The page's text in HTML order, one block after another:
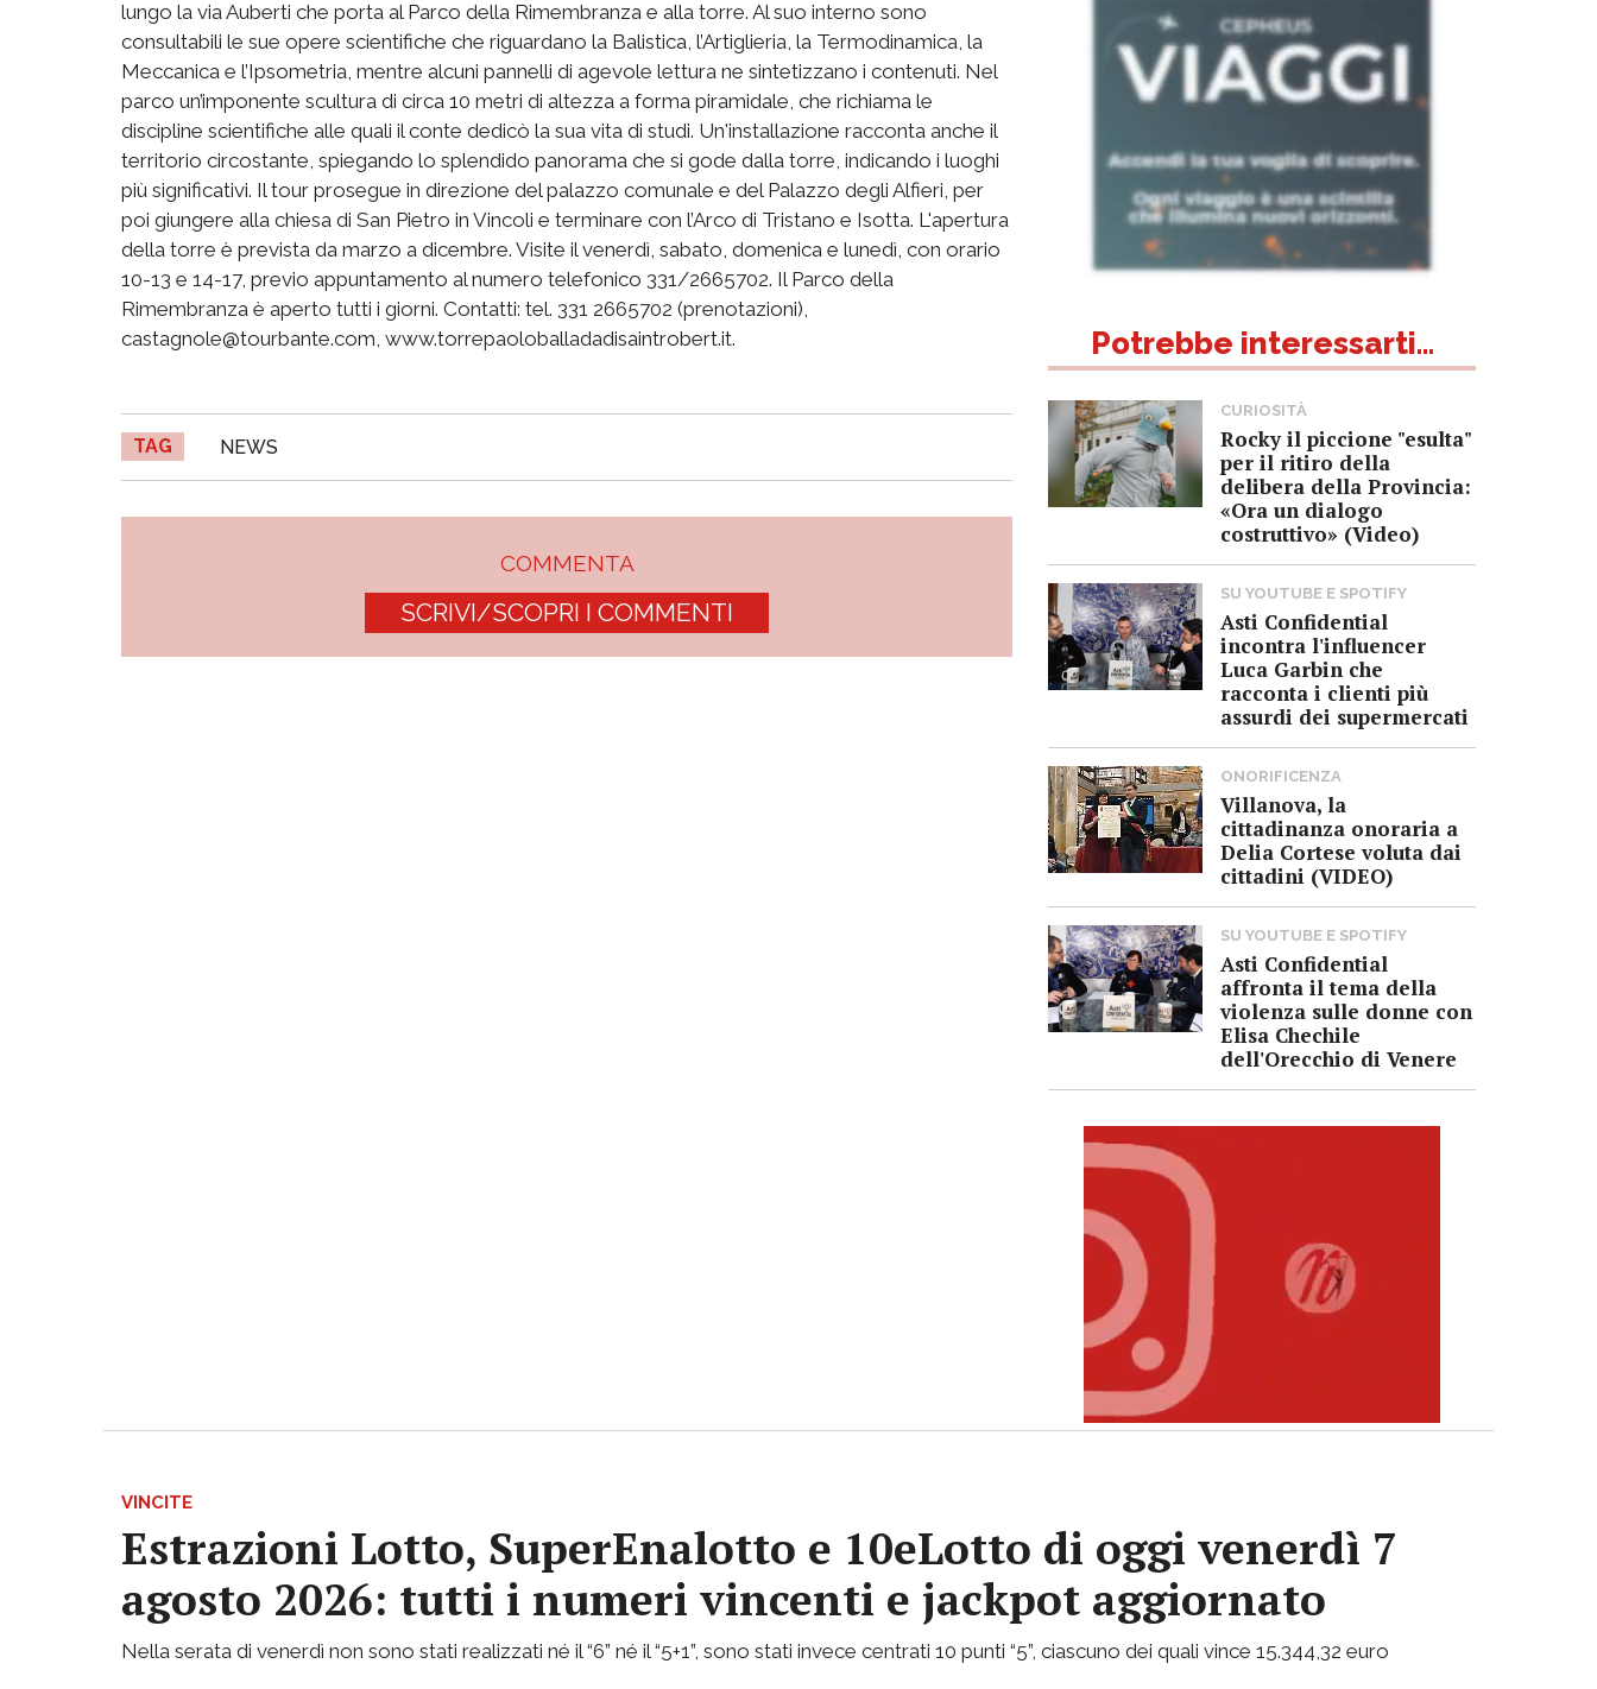
lungo la via Auberti che porta al Parco della Rimembranza e alla torre. Al suo interno sono
consultabili le sue opere scientifiche che riguardano la Balistica, l’Artiglieria, la Termodinamica, la
Meccanica e l’Ipsometria, mentre alcuni pannelli di agevole lettura ne sintetizzano i contenuti. Nel
parco un’imponente scultura di circa 10 metri di altezza a forma piramidale, che richiama le
discipline scientifiche alle quali il conte dedicò la sua vita di studi. Un'installazione racconta anche il
territorio circostante, spiegando lo splendido panorama che si gode dalla torre, indicando i luoghi
più significativi. Il tour prosegue in direzione del palazzo comunale e del Palazzo degli Alfieri, per
poi giungere alla chiesa di San Pietro in Vincoli e terminare con l’Arco di Tristano e Isotta. L'apertura
della torre è prevista da marzo a dicembre. Visite il venerdì, sabato, domenica e lunedì, con orario
10-13 e 14-17, previo appuntamento al numero telefonico 331/2665702. Il Parco della
Rimembranza è aperto tutti i giorni. Contatti: tel. 331 2665702 (prenotazioni),
castagnole@tourbante.com, www.torrepaoloballadadisaintrobert.it.
TAG NEWS
COMMENTA
SCRIVI/SCOPRI I COMMENTI
Potrebbe interessarti...
CURIOSITÀ
Rocky il piccione "esulta"
per il ritiro della
delibera della Provincia:
«Ora un dialogo
costruttivo» (Video)
SU YOUTUBE E SPOTIFY
Asti Confidential
incontra l'influencer
Luca Garbin che
racconta i clienti più
assurdi dei supermercati
ONORIFICENZA
Villanova, la
cittadinanza onoraria a
Delia Cortese voluta dai
cittadini (VIDEO)
SU YOUTUBE E SPOTIFY
Asti Confidential
affronta il tema della
violenza sulle donne con
Elisa Chechile
dell'Orecchio di Venere
VINCITE
Estrazioni Lotto, SuperEnalotto e 10eLotto di oggi venerdì 7
agosto 2026: tutti i numeri vincenti e jackpot aggiornato
Nella serata di venerdì non sono stati realizzati né il “6” né il “5+1”, sono stati invece centrati 10 punti “5”, ciascuno dei quali vince 15.344,32 euro